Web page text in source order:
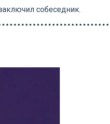
собеседник.